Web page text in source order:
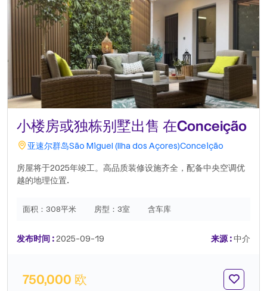
小楼房或独栋别墅出售 在Conceição
亚速尔群岛São Miguel (Ilha dos Açores)Conceição
房屋将于2025年竣工。高品质装修设施齐全，配备中央空调优
越的地理位置.
面积： 308平米 房型： 3室 含车库
发布时间 :2025-09-19 来源 :中介
750,000 欧